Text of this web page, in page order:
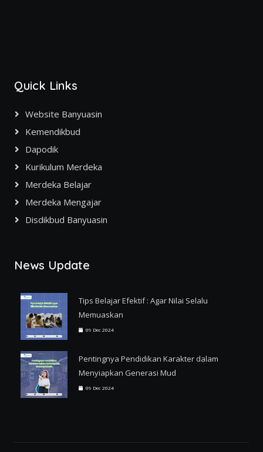
Quick Links
Website Banyuasin
Kemendikbud
Dapodik
Kurikulum Merdeka
Merdeka Belajar
Merdeka Mengajar
Disdikbud Banyuasin
News Update
Tips Belajar Efektif : Agar Nilai Selalu
Memuaskan
09 Dec 2024
Pentingnya Pendidikan Karakter dalam
Menyiapkan Generasi Mud
09 Dec 2024